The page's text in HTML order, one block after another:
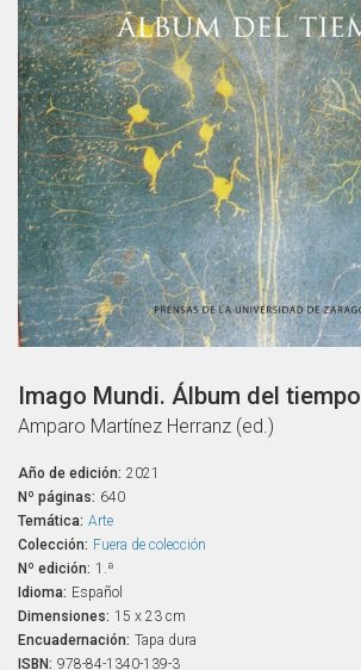
Imago Mundi. Álbum del tiempo
Amparo Martínez Herranz (ed.)
Año de edición: 2021
Nº páginas: 640
Temática: Arte
Colección: Fuera de colección
Nº edición: 1.ª
Idioma: Español
Dimensiones: 15 x 23 cm
Encuadernación: Tapa dura
ISBN: 978-84-1340-139-3